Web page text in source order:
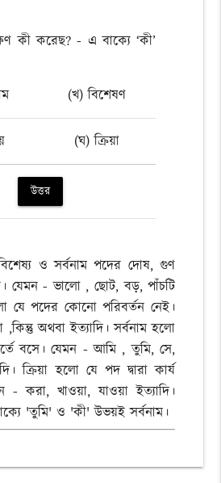
কী করেছ? - এ বাক্যে ‘কী’
(খ) বিশেষণ
(ঘ) ক্রিয়া
উত্তর
ও সর্বনাম পদের দোষ, গুণ
যেমন - ভালো , ছোট, বড়, পাঁচটি
যে পদের কোনো পরিবর্তন নেই।
অথবা ইত্যাদি। সর্বনাম হলো
বসে। যেমন - আমি , তুমি, সে,
ক্রিয়া হলো যে পদ দ্বারা কার্য
- করা, খাওয়া, যাওয়া ইত্যাদি।
'তুমি' ও 'কী' উভয়ই সর্বনাম।